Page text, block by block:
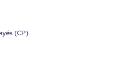
(CP)